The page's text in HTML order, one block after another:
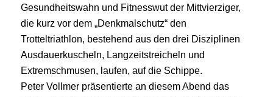
Gesundheitswahn und Fitnesswut der Mittvierziger,
die kurz vor dem „Denkmalschutz“ den
Trotteltriathlon, bestehend aus den drei Disziplinen
Ausdauerkuscheln, Langzeitstreicheln und
Extremschmusen, laufen, auf die Schippe.
Peter Vollmer präsentierte an diesem Abend das